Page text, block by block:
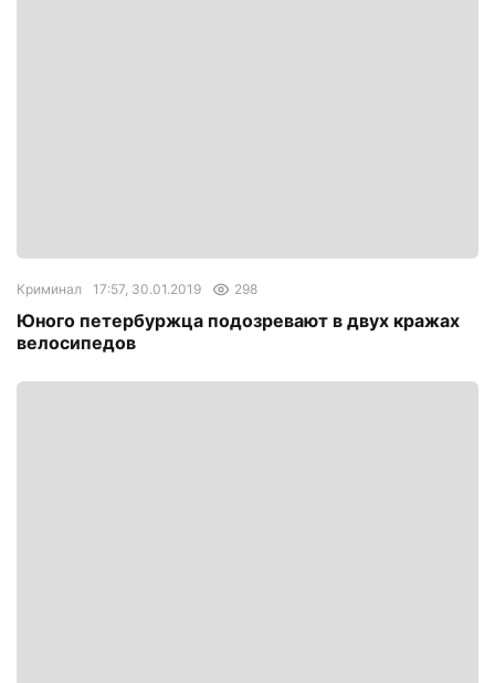
Криминал 17:57, 30.01.2019 298
Юного петербуржца подозревают в двух кражах
велосипедов